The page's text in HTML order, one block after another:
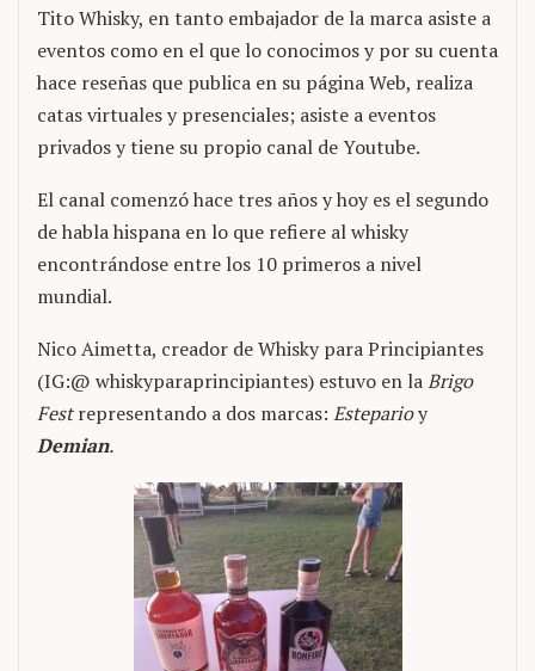
Tito Whisky, en tanto embajador de la marca asiste a
eventos como en el que lo conocimos y por su cuenta
hace reseñas que publica en su página Web, realiza
catas virtuales y presenciales; asiste a eventos
privados y tiene su propio canal de Youtube.
El canal comenzó hace tres años y hoy es el segundo
de habla hispana en lo que refiere al whisky
encontrándose entre los 10 primeros a nivel
mundial.
Nico Aimetta, creador de Whisky para Principiantes
(IG:@ whiskyparaprincipiantes) estuvo en laBrigo
Festrepresentando a dos marcas: Esteparioy
Demian.